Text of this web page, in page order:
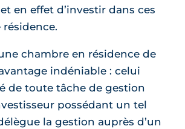
en effet d’investir dans ces
chambre en résidence de
indéniable : celui
de toute tâche de gestion
possédant un tel
la gestion auprès d’un